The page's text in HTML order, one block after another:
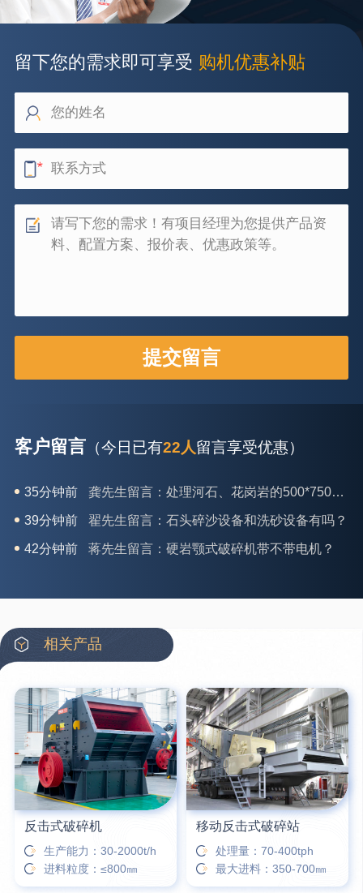
留下您的需求即可享受 购机优惠补贴
客户留言 （今日已有22人留言享受优惠）
39分钟前 翟先生留言：石头碎沙设备和洗砂设备有吗？
42分钟前 蒋先生留言：硬岩颚式破碎机带不带电机？
3分钟前 王先生留言：水泥厂熟料能破碎吗？推荐用什么机器？
16分钟前 柳先生留言：洗石英砂全套设备有哪些？
26分钟前 杨先生留言：建筑垃圾破碎机可以铁器分类吗？
28分钟前 肖先生留言：时产50吨的洗砂机有几个型号？
31分钟前 马女士留言：我想咨询一条生产线，你们能做吗？
35分钟前 龚先生留言：处理河石、花岗岩的500*750颚破机什么价位？
相关产品
反击式破碎机
生产能力：30-2000t/h
进料粒度：≤800㎜
移动反击式破碎站
处理量：70-400tph
最大进料：350-700㎜